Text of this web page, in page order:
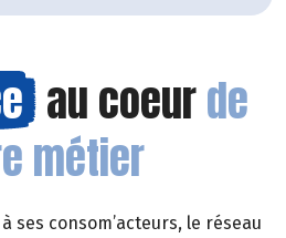
au coeurde
métier
ses consom’acteurs, le réseau